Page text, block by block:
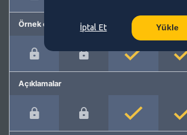
Örnek cümleler
Açıklamalar
İptal Et Yükle